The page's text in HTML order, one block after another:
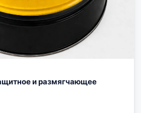
и размягчающее